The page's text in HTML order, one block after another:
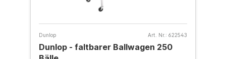
Dunlop Art. Nr.: 622543
Dunlop - faltbarer Ballwagen 250